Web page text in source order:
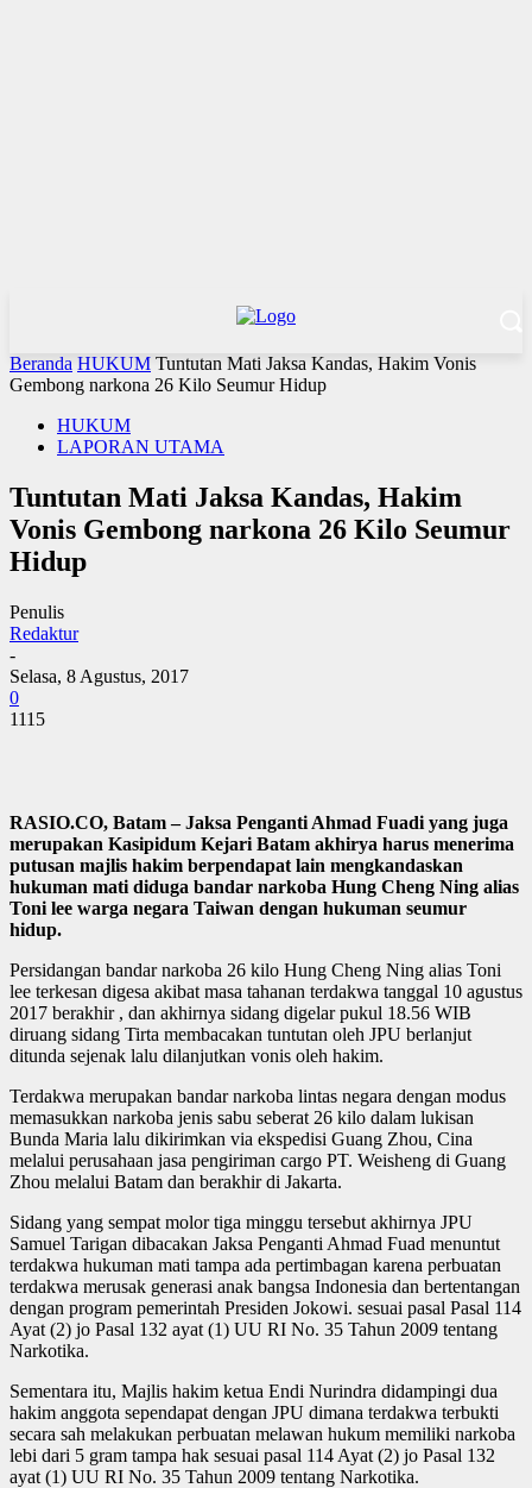
Beranda HUKUM Tuntutan Mati Jaksa Kandas, Hakim Vonis
Gembong narkona 26 Kilo Seumur Hidup
HUKUM
LAPORAN UTAMA
Tuntutan Mati Jaksa Kandas, Hakim
Vonis Gembong narkona 26 Kilo Seumur
Hidup
Penulis
Redaktur
-
Selasa, 8 Agustus, 2017
0
1115
RASIO.CO, Batam – Jaksa Penganti Ahmad Fuadi yang juga
merupakan Kasipidum Kejari Batam akhirya harus menerima
putusan majlis hakim berpendapat lain mengkandaskan
hukuman mati diduga bandar narkoba Hung Cheng Ning alias
Toni lee warga negara Taiwan dengan hukuman seumur
hidup.
Persidangan bandar narkoba 26 kilo Hung Cheng Ning alias Toni
lee terkesan digesa akibat masa tahanan terdakwa tanggal 10 agustus
2017 berakhir , dan akhirnya sidang digelar pukul 18.56 WIB
diruang sidang Tirta membacakan tuntutan oleh JPU berlanjut
ditunda sejenak lalu dilanjutkan vonis oleh hakim.
Terdakwa merupakan bandar narkoba lintas negara dengan modus
memasukkan narkoba jenis sabu seberat 26 kilo dalam lukisan
Bunda Maria lalu dikirimkan via ekspedisi Guang Zhou, Cina
melalui perusahaan jasa pengiriman cargo PT. Weisheng di Guang
Zhou melalui Batam dan berakhir di Jakarta.
Sidang yang sempat molor tiga minggu tersebut akhirnya JPU
Samuel Tarigan dibacakan Jaksa Penganti Ahmad Fuad menuntut
terdakwa hukuman mati tampa ada pertimbagan karena perbuatan
terdakwa merusak generasi anak bangsa Indonesia dan bertentangan
dengan program pemerintah Presiden Jokowi. sesuai pasal Pasal 114
Ayat (2) jo Pasal 132 ayat (1) UU RI No. 35 Tahun 2009 tentang
Narkotika.
Sementara itu, Majlis hakim ketua Endi Nurindra didampingi dua
hakim anggota sependapat dengan JPU dimana terdakwa terbukti
secara sah melakukan perbuatan melawan hukum memiliki narkoba
lebi dari 5 gram tampa hak sesuai pasal 114 Ayat (2) jo Pasal 132
ayat (1) UU RI No. 35 Tahun 2009 tentang Narkotika.